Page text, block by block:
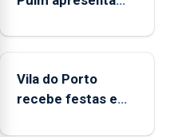
de
entre
as
e
de Vila do Porto
Vila do Porto
recebe festas em